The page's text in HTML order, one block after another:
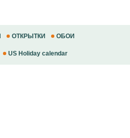
ОТКРЫТКИ ОБОИ
US Holiday calendar